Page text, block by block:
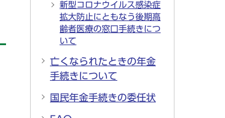
新型コロナウイルス感染症
拡大防止にともなう後期高
齢者医療の窓口手続きにつ
いて
亡くなられたときの年金
手続きについて
国民年金手続きの委任状